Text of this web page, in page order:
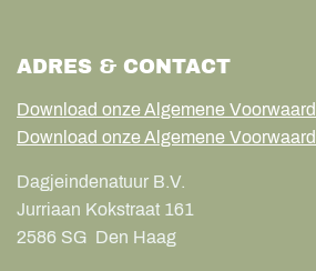
ADRES & CONTACT
Download onze Algemene
Download onze Algemene
Dagjeindenatuur B.V.
Jurriaan Kokstraat 161
2586 SG Den Haag